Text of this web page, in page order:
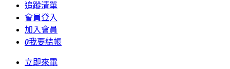
追蹤清單
會員登入
加入會員
0我要結帳
立即來電